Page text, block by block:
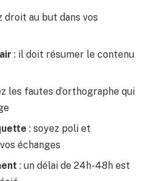
droit au but dans vos
: il doit résumer le contenu
les fautes d’orthographe qui
: soyez poli et
échanges
: un délai de 24h-48h est